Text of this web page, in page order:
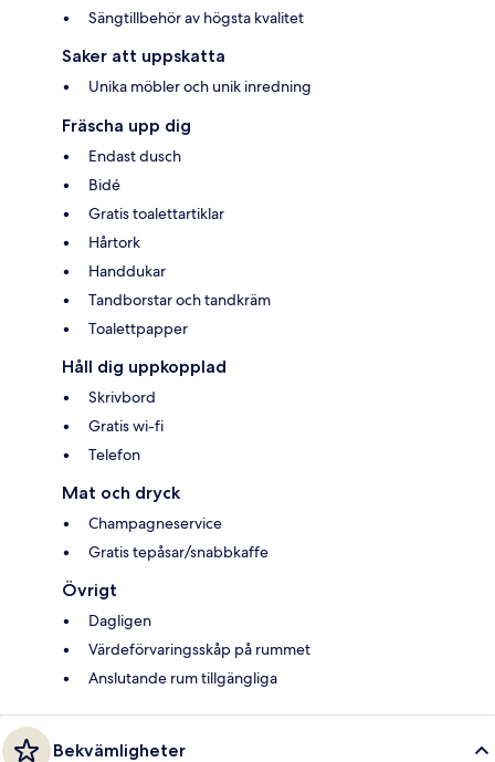
Sängtillbehör av högsta kvalitet
Saker att uppskatta
Unika möbler och unik inredning
Fräscha upp dig
Endast dusch
Bidé
Gratis toalettartiklar
Hårtork
Handdukar
Tandborstar och tandkräm
Toalettpapper
Håll dig uppkopplad
Skrivbord
Gratis wi-fi
Telefon
Mat och dryck
Champagneservice
Gratis tepåsar/snabbkaffe
Övrigt
Dagligen
Värdeförvaringsskåp på rummet
Anslutande rum tillgängliga
Bekvämligheter